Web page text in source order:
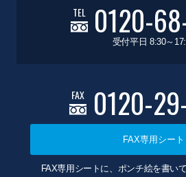
TEL 0120-
受付平日 8:30～
FAX 0120-
FAX専用シート
FAX専用シートに、ポンチ絵を書い